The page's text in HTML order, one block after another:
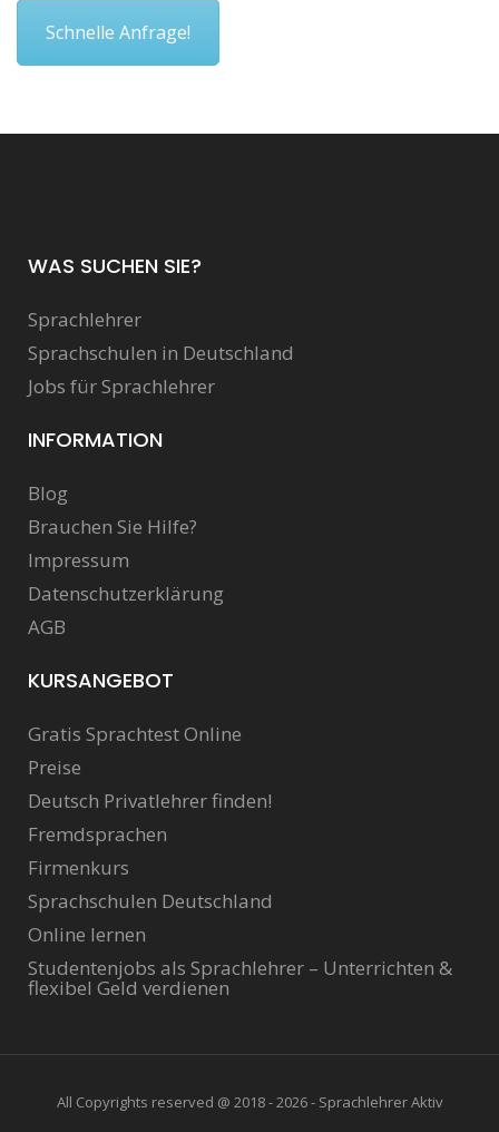
Schnelle Anfrage!
WAS SUCHEN SIE?
Sprachlehrer
Sprachschulen in Deutschland
Jobs für Sprachlehrer
INFORMATION
Blog
Brauchen Sie Hilfe?
Impressum
Datenschutzerklärung
AGB
KURSANGEBOT
Gratis Sprachtest Online
Preise
Deutsch Privatlehrer finden!
Fremdsprachen
Firmenkurs
Sprachschulen Deutschland
Online lernen
Studentenjobs als Sprachlehrer – Unterrichten &
flexibel Geld verdienen
All Copyrights reserved @ 2018 - 2026 - Sprachlehrer Aktiv